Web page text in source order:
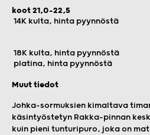
koot 21,0-22,5
14K kulta, hinta pyynnöstä
18K kulta, hinta pyynnöstä
platina, hinta pyynnöstä
Muut tiedot
Johka-sormuksien kimaltava
käsintyöstetyn Rakka-pinnan
kuin pieni tunturipuro, joka on